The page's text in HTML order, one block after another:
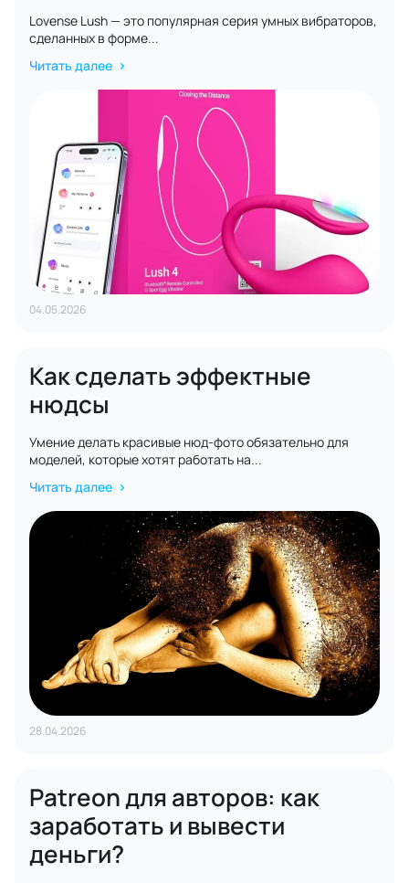
Lovense Lush — это популярная серия умных вибраторов,
сделанных в форме...
Читать далее
04.05.2026
Как сделать эффектные
нюдсы
Умение делать красивые нюд-фото обязательно для
моделей, которые хотят работать на...
Читать далее
28.04.2026
Patreon для авторов: как
заработать и вывести
деньги?